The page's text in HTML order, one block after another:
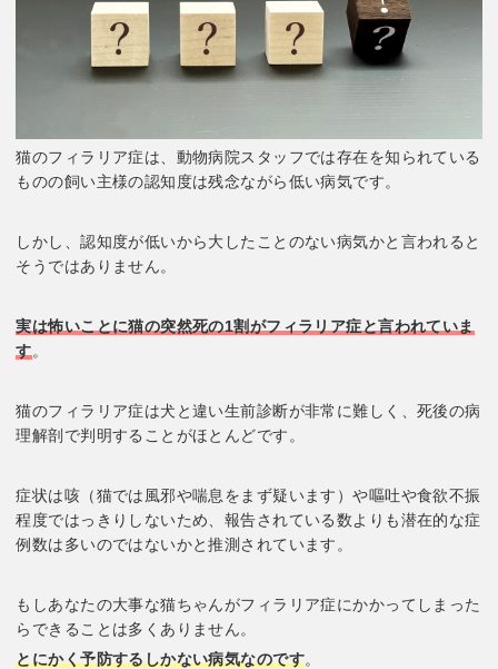
猫のフィラリア症は、動物病院スタッフでは存在を知られている
ものの飼い主様の認知度は残念ながら低い病気です。
しかし、認知度が低いから大したことのない病気かと言われると
そうではありません。
実は怖いことに猫の突然死の1割がフィラリア症と言われていま
す。
猫のフィラリア症は犬と違い生前診断が非常に難しく、死後の病
理解剖で判明することがほとんどです。
症状は咳（猫では風邪や喘息をまず疑います）や嘔吐や食欲不振
程度ではっきりしないため、報告されている数よりも潜在的な症
例数は多いのではないかと推測されています。
もしあなたの大事な猫ちゃんがフィラリア症にかかってしまった
らできることは多くありません。
とにかく予防するしかない病気なのです。